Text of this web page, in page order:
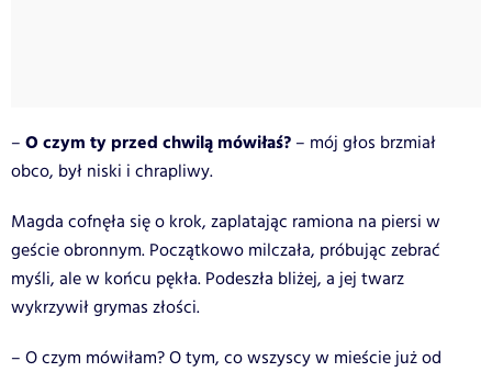
– O czym ty przed chwilą mówiłaś? – mój głos brzmiał
obco, był niski i chrapliwy.
Magda cofnęła się o krok, zaplatając ramiona na piersi w
geście obronnym. Początkowo milczała, próbując zebrać
myśli, ale w końcu pękła. Podeszła bliżej, a jej twarz
wykrzywił grymas złości.
– O czym mówiłam? O tym, co wszyscy w mieście już od